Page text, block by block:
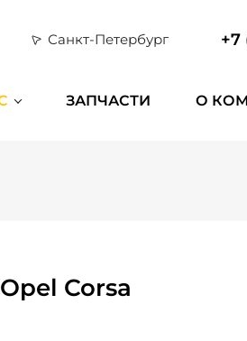
Санкт-Петербург +7
ЗАПЧАСТИ О
Corsa